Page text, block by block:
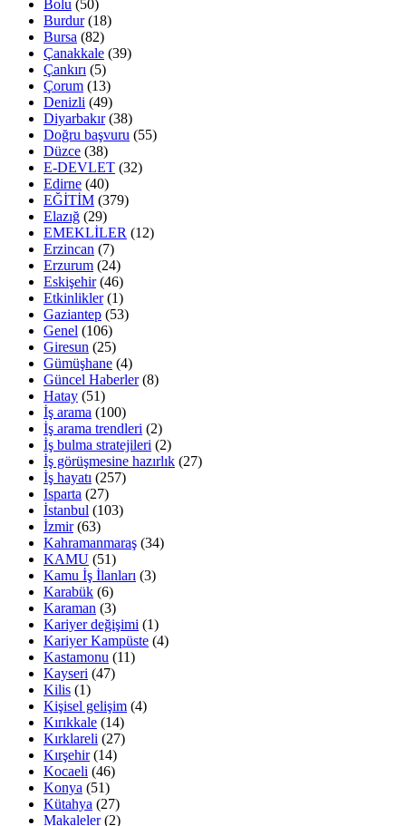
Bolu (50)
Burdur(18)
Bursa (82)
Çanakkale (39)
Çankırı (5)
Çorum (13)
Denizli (49)
Diyarbakır(38)
Doğru başvuru (55)
Düzce (38)
E-DEVLET (32)
Edirne (40)
EĞİTİM (379)
Elazığ (29)
EMEKLİLER (12)
Erzincan (7)
Erzurum (24)
Eskişehir(46)
Etkinlikler(1)
Gaziantep (53)
Genel (106)
Giresun (25)
Gümüşhane (4)
Güncel Haberler(8)
Hatay (51)
İş arama (100)
İş arama trendleri (2)
İş bulma stratejileri (2)
İş görüşmesine hazırlık (27)
İş hayatı (257)
Isparta (27)
İstanbul (103)
İzmir(63)
Kahramanmaraş (34)
KAMU (51)
Kamu İş İlanları (3)
Karabük (6)
Karaman (3)
Kariyer değişimi (1)
Kariyer Kampüste (4)
Kastamonu (11)
Kayseri (47)
Kilis (1)
Kişisel gelişim (4)
Kırıkkale (14)
Kırklareli (27)
Kırşehir(14)
Kocaeli (46)
Konya (51)
Kütahya (27)
Makaleler(2)